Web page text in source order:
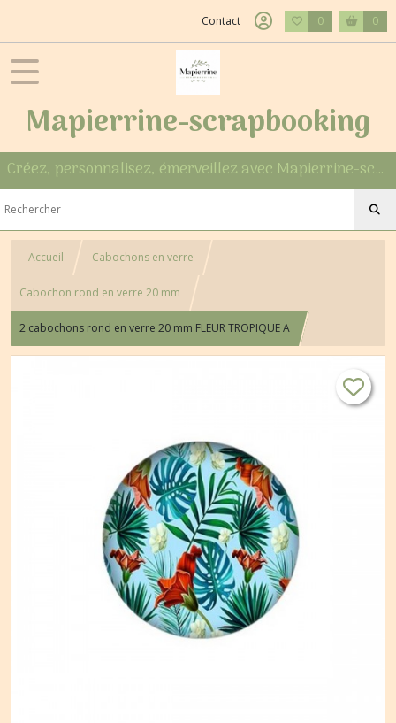
Contact 0 0
Mapierrine-scrapbooking
Créez, personnalisez, émerveillez avec Mapierrine-scrapbooking
Accueil Cabochons en verre
Cabochon rond en verre 20 mm
2 cabochons rond en verre 20 mm FLEUR TROPIQUE A